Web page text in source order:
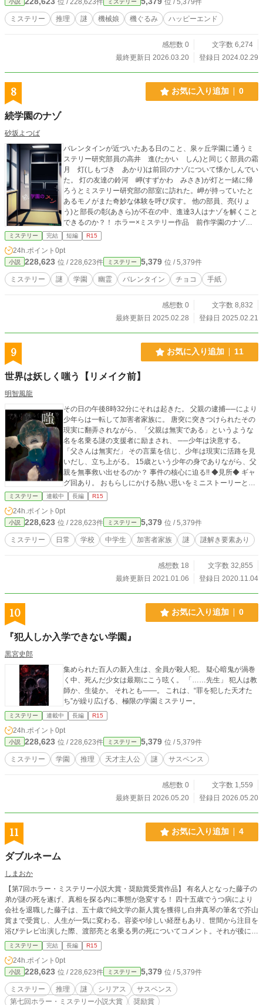
小説 位 / 228,623件 ミステリー 位 / 5,379件
ミステリー 推理 謎 機械娘 機ぐるみ ハッピーエンド
感想数 0
文字数 6,274
最終更新日 2026.03.20
登録日 2024.02.29
8 お気に入り追加 0
続学園のナゾ
砂坂よつば
バレンタインが近づいたある日のこと、泉ヶ丘学園に通うミ
ステリー研究部員の高井 進(たかい しん)と同じく部員の霜
月 灯(しもづき あかり)は前回のナゾについて懐かしんでい
た。 灯の友達の鈴河 岬(すずかわ みさき)が灯と一緒に帰
ろうとミステリー研究部の部室に訪れた。岬が持っていたと
あるモノがまた奇妙な体験を呼び戻す。 他の部員、亮(りょ
う)と部長の彰(あきら)が不在の中、進達3人はナゾを解くこと
できるのか？！ ホラー×ミステリー作品 前作学園のナゾの
続編です。 今作も前回に引き続き、一般的にいう戯曲(舞台脚
本)に該当するのかも知れません。素人作品の為ト書きの書き
方が間違っていると思うのでご了承願います。また上手(かみ
て)や下手(しもて)と言った言葉が作中に出てきます。 上手…
観客席から見て舞台の右手。下手…観客席から見て舞台の左
手になります。
ミステリー 完結 短編 R15
24h.ポイント 0pt
小説 228,623 位 / 228,623件 ミステリー 5,379 位 / 5,379件
ミステリー 謎 学園 幽霊 バレンタイン チョコ 手紙
感想数 0
文字数 8,832
最終更新日 2025.02.28
登録日 2025.02.21
9 お気に入り追加 11
世界は妖しく嗤う【リメイク前】
明智風龍
その日の午後8時32分にそれは起きた。 父親の逮捕──により
少年らは一転して加害者家族に。 唐突に突きつけられたその
現実に翻弄されながら、「父親は無実である」というような
名を名乗る謎の支援者に励まされ、 ──少年は決意する。
「父さんは無実だ」 その言葉を信じ、少年は現実に活路を見
いだし、立ち上がる。 15歳という少年の身でありながら、父
親を無事救い出せるのか？ 事件の核心に迫る!! ◆見所◆ ギャ
グ回あり。 おもらしにかける熱い思いをミニストーリーとし
て、2章学校編7～9に収録。 ◆皆さん。謎解きの時間です。
主人公の少年、五明悠基(ごみょうゆうき)君が、とある先生が
打鍵している様子と、打鍵したキーのメモを挿し絵に用意し
てます。 是非解いてみてください。 挿し絵の謎が全て解けた
なら、物語の核心がわかるかもしれません！ ◆章設定につい
て。 おおよそ区別してます。 ◆報告 しばらく学校編続きま
に描いていただきましたので表紙を更新させていただきま
ミステリー 連載中 長編 R15
24h.ポイント 0pt
小説 228,623 位 / 228,623件 ミステリー 5,379 位 / 5,379件
ミステリー 日常 学校 中学生 加害者家族 謎 謎解き要素あり
感想数 18
文字数 32,855
最終更新日 2021.01.06
登録日 2020.11.04
10 お気に入り追加 0
『犯人しか入学できない学園』
黒宮史郎
集められた百人の新入生は、全員が殺人犯。 疑心暗鬼が渦巻
く中、死んだ少女は最期にこう呟く。 「……先生」 犯人は教
師か、生徒か。 それとも――。 これは、“罪を犯した天才た
ち”が繰り広げる、極限の学園ミステリー。
ミステリー 連載中 長編 R15
24h.ポイント 0pt
小説 228,623 位 / 228,623件 ミステリー 5,379 位 / 5,379件
ミステリー 学園 推理 天才主人公 謎 サスペンス
感想数 0
文字数 1,559
最終更新日 2026.05.20
登録日 2026.05.20
11 お気に入り追加 4
ダブルネーム
しまおか
【第7回ホラー・ミステリー小説大賞・奨励賞受賞作品】 有名人となった藤子の
弟が謎の死を遂げ、真相を探る内に事態が急変する！ 四十五歳でうつ病により
会社を退職した藤子は、五十歳で純文学の新人賞を獲得し白井真琴の筆名で芥山
賞まで受賞し、人生が一気に変わる。容姿や珍しい経歴もあり、世間から注目を
浴びテレビ出演した際、渡部亮と名乗る男の死についてコメント。それが後に別
名義を使っていた弟の雄太と知らされ、騒動に巻き込まれる。さらに本人名義の
土地建物を含めた多額の遺産は全て藤子にとの遺書も発見され、いくつもの謎を
残して死んだ彼の過去を探り始めた。相続を巡り兄夫婦との確執が産まれる中、
かつて雄太の同僚だったと名乗る同性愛者の女性が現れ、警察は事故と処理した
が殺されたのではと言い出す。さらに刑事を紹介され裏で捜査すると告げられ
る。そうして真相を解明しようと動き出した藤子を待っていたのは、予想をはる
ミステリー 完結 長編 R15
24h.ポイント 0pt
小説 228,623 位 / 228,623件 ミステリー 5,379 位 / 5,379件
ミステリー 推理 謎 シリアス
サスペンス
第七回ホラー・ミステリー小説大賞
奨励賞